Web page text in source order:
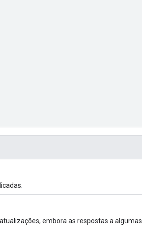
embora as respostas a algumas